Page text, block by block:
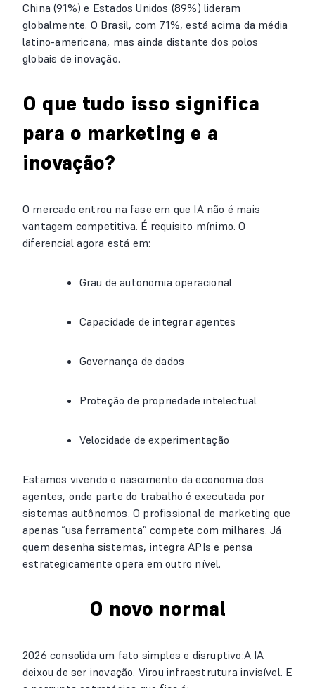
China (91%) e Estados Unidos (89%) lideram
globalmente. O Brasil, com 71%, está acima da média
latino-americana, mas ainda distante dos polos
globais de inovação.
O que tudo isso significa
para o marketing e a
inovação?
O mercado entrou na fase em que IA não é mais
vantagem competitiva. É requisito mínimo. O
diferencial agora está em:
Grau de autonomia operacional
Capacidade de integrar agentes
Governança de dados
Proteção de propriedade intelectual
Velocidade de experimentação
Estamos vivendo o nascimento da economia dos
agentes, onde parte do trabalho é executada por
sistemas autônomos. O profissional de marketing que
apenas “usa ferramenta” compete com milhares. Já
quem desenha sistemas, integra APIs e pensa
estrategicamente opera em outro nível.
O novo normal
2026 consolida um fato simples e disruptivo:A IA
deixou de ser inovação. Virou infraestrutura invisível. E